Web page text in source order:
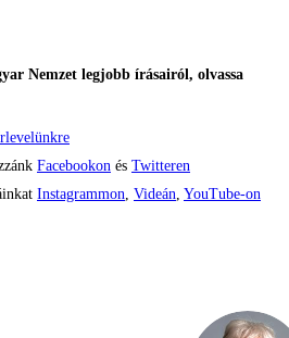
Nemzet legjobb írásairól, olvassa
Facebookon és Twitteren
Instagrammon, Videán, YouTube-on